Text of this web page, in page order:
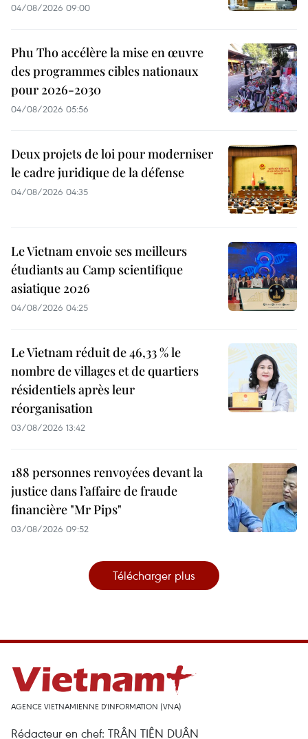
04/08/2026 09:00
Phu Tho accélère la mise en œuvre
des programmes cibles nationaux
pour 2026-2030
04/08/2026 05:56
Deux projets de loi pour moderniser
le cadre juridique de la défense
04/08/2026 04:35
Le Vietnam envoie ses meilleurs
étudiants au Camp scientifique
asiatique 2026
04/08/2026 04:25
Le Vietnam réduit de 46,33 % le
nombre de villages et de quartiers
résidentiels après leur
réorganisation
03/08/2026 13:42
188 personnes renvoyées devant la
justice dans l’affaire de fraude
financière "Mr Pips"
03/08/2026 09:52
Télécharger plus
AGENCE VIETNAMIENNE D'INFORMATION (VNA)
Rédacteur en chef: TRÂN TIÊN DUÂN